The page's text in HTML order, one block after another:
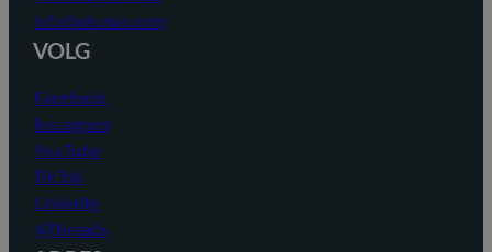
info@akunas.com
VOLG
Facebook
Instagram
YouTube
TikTok
LinkedIn
@Threads